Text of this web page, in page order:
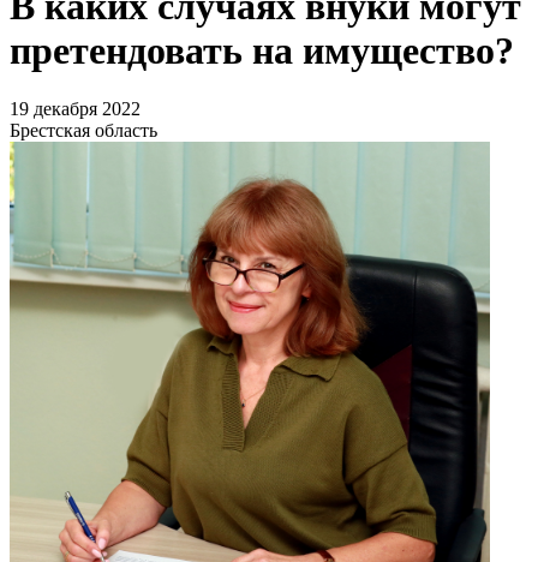
претендовать на имущество?
19 декабря 2022
Брестская область